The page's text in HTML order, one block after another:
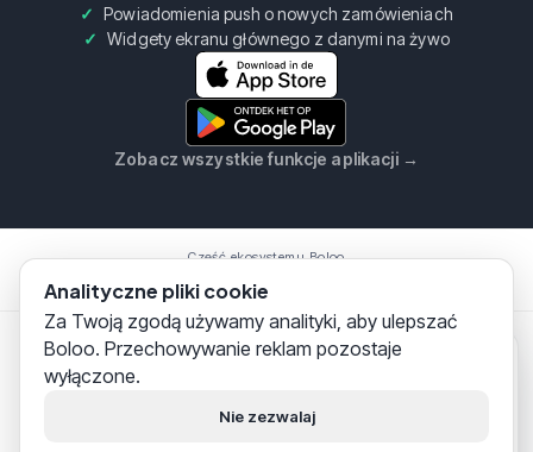
Powiadomienia push o nowych zamówieniach
Widgety ekranu głównego z danymi na żywo
Zobacz wszystkie funkcje aplikacji →
Część ekosystemu Boloo
Boloo B.V. · KvK 75993228 · Prins Willem Alexanderlaan
Boloo tylko co
skutecznie budować swój biznes.
Analityczne pliki cookie
Za Twoją zgodą używamy analityki, aby ulepszać
Boloo. Przechowywanie reklam pozostaje
wyłączone.
Nie zezwalaj